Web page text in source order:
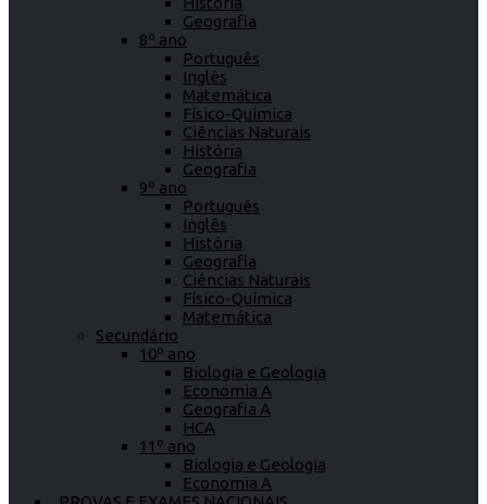
Geografia
8º ano
Português
Inglês
Matemática
Físico-Química
Ciências Naturais
História
Geografia
9º ano
Português
Inglês
História
Geografia
Ciências Naturais
Físico-Química
Matemática
Secundário
10º ano
Biologia e Geologia
Economia A
Geografia A
HCA
11º ano
Biologia e Geologia
Economia A